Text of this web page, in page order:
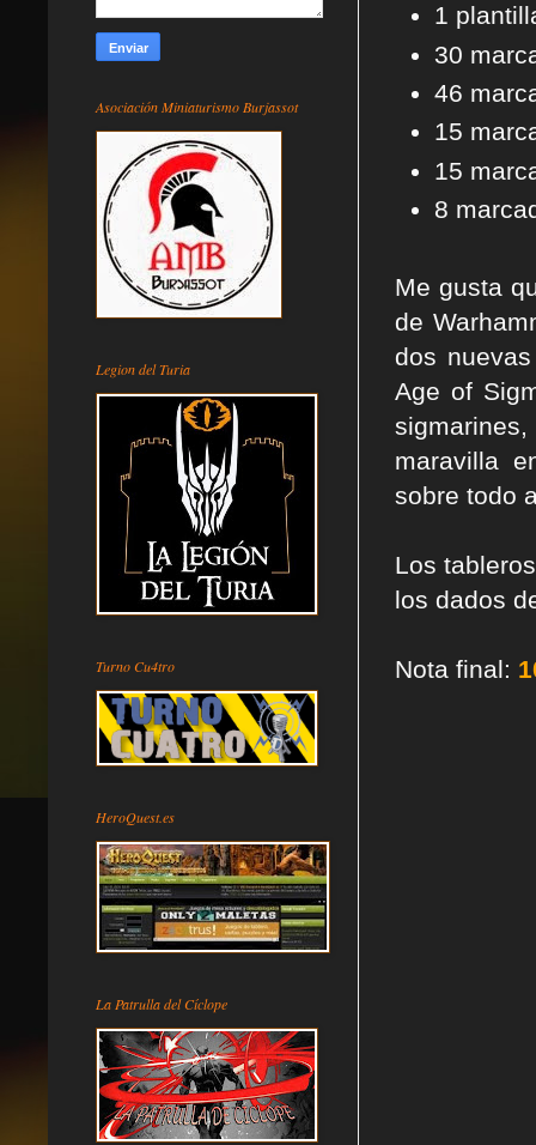
1
30
46
15
15
8
Me gusta
de
dos
Age of
maravilla
sobre todo
Los
los dados
Nota final:
Asociación Miniaturismo Burjassot
Legion del Turia
Turno Cu4tro
HeroQuest.es
La Patrulla del Cíclope